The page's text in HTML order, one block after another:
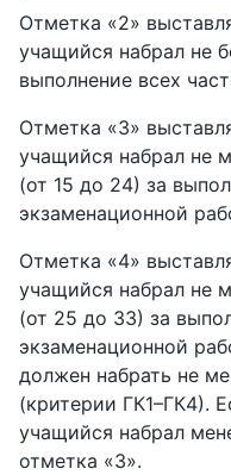
Отметка «2»
учащийся набрал не
выполнение всех
Отметка «3»
учащийся набрал не
(от 15 до 24) за
экзаменационной
Отметка «4»
учащийся набрал не
(от 25 до 33) за
экзаменационной
должен набрать не
(критерии ГК1–ГК4).
учащийся набрал
отметка «3».